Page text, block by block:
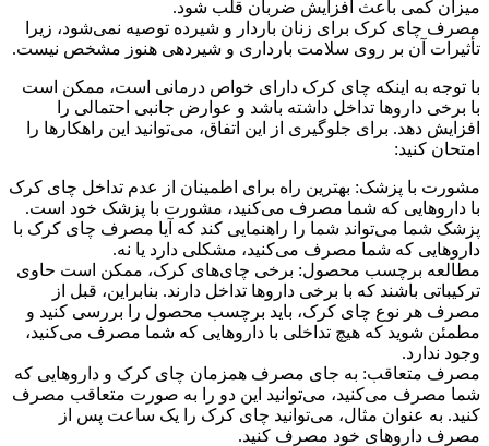
میزان کمی باعث افزایش ضربان قلب شود.
مصرف چای کرک برای زنان باردار و شیرده توصیه نمی‌شود، زیرا
تأثیرات آن بر روی سلامت بارداری و شیردهی هنوز مشخص نیست.
با توجه به اینکه چای کرک دارای خواص درمانی است، ممکن است
با برخی داروها تداخل داشته باشد و عوارض جانبی احتمالی را
افزایش دهد. برای جلوگیری از این اتفاق، می‌توانید این راهکارها را
امتحان کنید:
مشورت با پزشک: بهترین راه برای اطمینان از عدم تداخل چای کرک
با داروهایی که شما مصرف می‌کنید، مشورت با پزشک خود است.
پزشک شما می‌تواند شما را راهنمایی کند که آیا مصرف چای کرک با
داروهایی که شما مصرف می‌کنید، مشکلی دارد یا نه.
مطالعه برچسب محصول: برخی چای‌های کرک، ممکن است حاوی
ترکیباتی باشند که با برخی داروها تداخل دارند. بنابراین، قبل از
مصرف هر نوع چای کرک، باید برچسب محصول را بررسی کنید و
مطمئن شوید که هیچ تداخلی با داروهایی که شما مصرف می‌کنید،
وجود ندارد.
مصرف متعاقب: به جای مصرف همزمان چای کرک و داروهایی که
شما مصرف می‌کنید، می‌توانید این دو را به صورت متعاقب مصرف
کنید. به عنوان مثال، می‌توانید چای کرک را یک ساعت پس از
مصرف داروهای خود مصرف کنید.